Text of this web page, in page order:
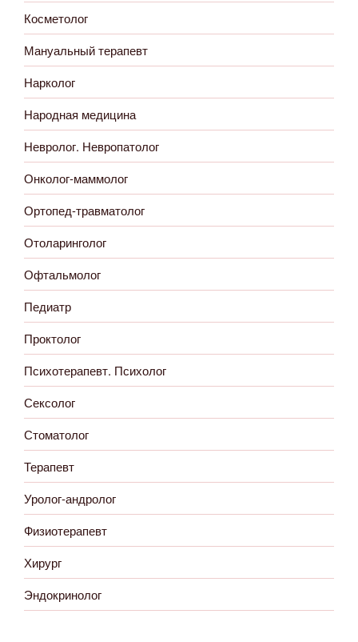
Косметолог
Мануальный терапевт
Нарколог
Народная медицина
Невролог. Невропатолог
Онколог-маммолог
Ортопед-травматолог
Отоларинголог
Офтальмолог
Педиатр
Проктолог
Психотерапевт. Психолог
Сексолог
Стоматолог
Терапевт
Уролог-андролог
Физиотерапевт
Хирург
Эндокринолог